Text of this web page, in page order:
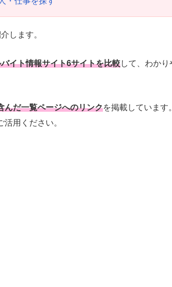
します。
イト情報サイト6サイトを比較して、わかり
んだ一覧ページへのリンクを掲載しています
用ください。